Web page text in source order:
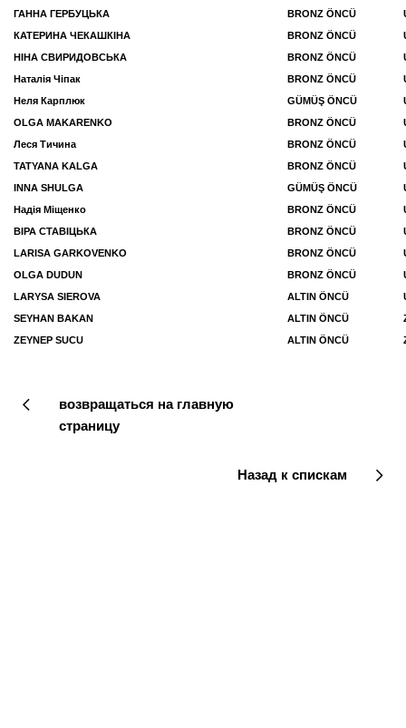
ГАННА ГЕРБУЦЬКА
BRONZ ÖNCÜ
КАТЕРИНА ЧЕКАШКIНА
BRONZ ÖNCÜ
НІНА СВИРИДОВСЬКА
BRONZ ÖNCÜ
Наталія Чіпак
BRONZ ÖNCÜ
Неля Карплюк
GÜMÜŞ ÖNCÜ
OLGA MAKARENKO
BRONZ ÖNCÜ
Леся Тичина
BRONZ ÖNCÜ
TATYANA KALGA
BRONZ ÖNCÜ
INNA SHULGA
GÜMÜŞ ÖNCÜ
Надія Міщенко
BRONZ ÖNCÜ
ВІРА СТАВІЦЬКА
BRONZ ÖNCÜ
LARISA GARKOVENKO
BRONZ ÖNCÜ
OLGA DUDUN
BRONZ ÖNCÜ
LARYSA SIEROVA
ALTIN ÖNCÜ
SEYHAN BAKAN
ALTIN ÖNCÜ
ZEYNEP SUCU
ALTIN ÖNCÜ
возвращаться на главную
страницу
Назад к спискам